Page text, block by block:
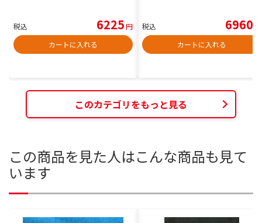
税込 6225円
カートに入れる
税込 6960
カートに入れる
このカテゴリをもっと見る
この商品を見た人はこんな商品も見て
います